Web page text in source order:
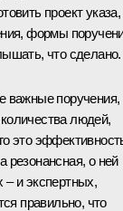
проект указа,
формы
что сделано.
важные поручения,
людей,
это
резонансная, о ней
– и экспертных,
правильно, что